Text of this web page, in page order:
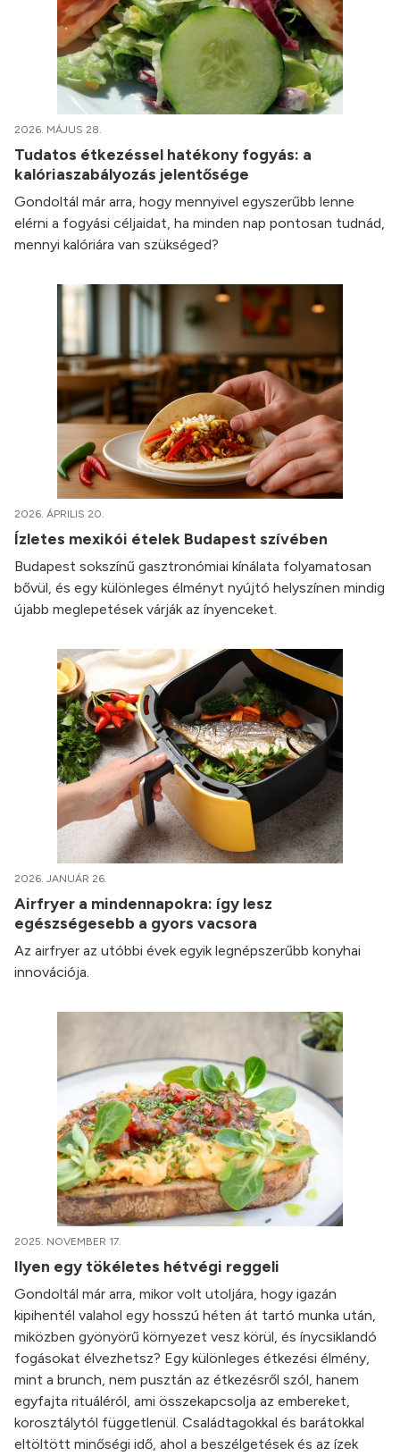
2026. MÁJUS 28.
Tudatos étkezéssel hatékony fogyás: a
kalóriaszabályozás jelentősége
Gondoltál már arra, hogy mennyivel egyszerűbb lenne
elérni a fogyási céljaidat, ha minden nap pontosan tudnád,
mennyi kalóriára van szükséged?
2026. ÁPRILIS 20.
Ízletes mexikói ételek Budapest szívében
Budapest sokszínű gasztronómiai kínálata folyamatosan
bővül, és egy különleges élményt nyújtó helyszínen mindig
újabb meglepetések várják az ínyenceket.
2026. JANUÁR 26.
Airfryer a mindennapokra: így lesz
egészségesebb a gyors vacsora
Az airfryer az utóbbi évek egyik legnépszerűbb konyhai
innovációja.
2025. NOVEMBER 17.
Ilyen egy tökéletes hétvégi reggeli
Gondoltál már arra, mikor volt utoljára, hogy igazán
kipihentél valahol egy hosszú héten át tartó munka után,
miközben gyönyörű környezet vesz körül, és ínycsiklandó
fogásokat élvezhetsz? Egy különleges étkezési élmény,
mint a brunch, nem pusztán az étkezésről szól, hanem
egyfajta rituáléról, ami összekapcsolja az embereket,
korosztálytól függetlenül. Családtagokkal és barátokkal
eltöltött minőségi idő, ahol a beszélgetések és az ízek